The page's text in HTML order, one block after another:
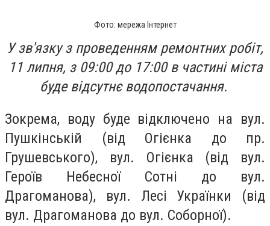
Фото: мережа Інтернет
У зв'язку з проведенням ремонтних робіт,
11 липня, з 09:00 до 17:00 в частині міста
буде відсутнє водопостачання.
Зокрема, воду буде відключено на вул.
Пушкінській (від Огієнка до пр.
Грушевського), вул. Огієнка (від вул.
Героїв Небесної Сотні до вул.
Драгоманова), вул. Лесі Українки (від
вул. Драгоманова до вул. Соборної).